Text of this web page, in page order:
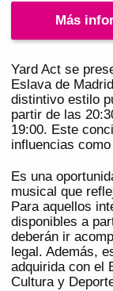
Más
Yard Act se
Eslava de
distintivo estilo
partir de las
19:00. Este
influencias
Es una
musical que
Para aquellos
disponibles a
deberán ir
legal. Además,
adquirida con el
Cultura y